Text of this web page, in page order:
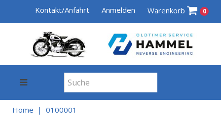
Kontakt/Anfahrt Anmelden Warenkorb 0
Home 0100001